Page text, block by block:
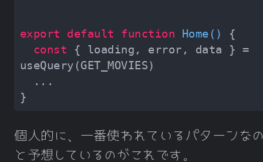
export default function Home ( )
const { loading, error, data } =
個人的に、一番使われているパターンな
と予想しているのがこれです。